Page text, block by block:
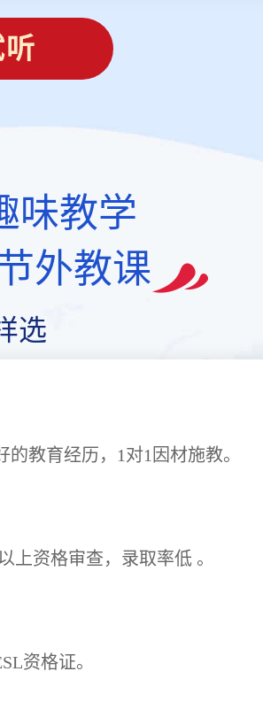
味教学
外教课
选
的教育经历，1对1因材施教。
以上资格审查，录取率低 。
TESL资格证。